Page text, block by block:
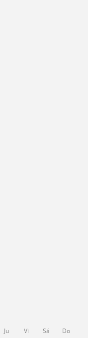
Ju Vi Sá Do